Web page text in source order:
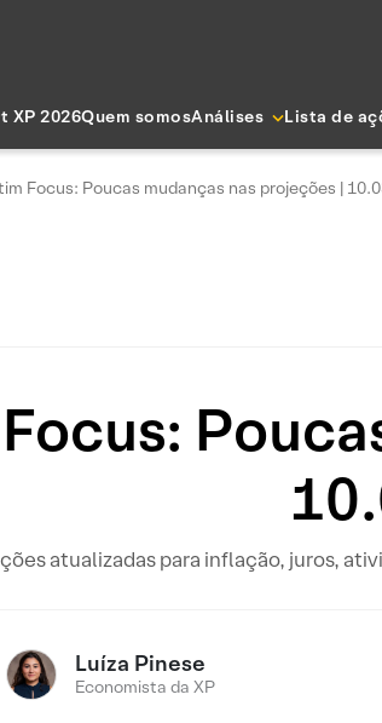
XP 2026Quem somosAnálises Lista de
Focus: Poucas mudanças nas projeções |
atualizadas para inflação, juros,
Luíza Pinese
Economista da XP